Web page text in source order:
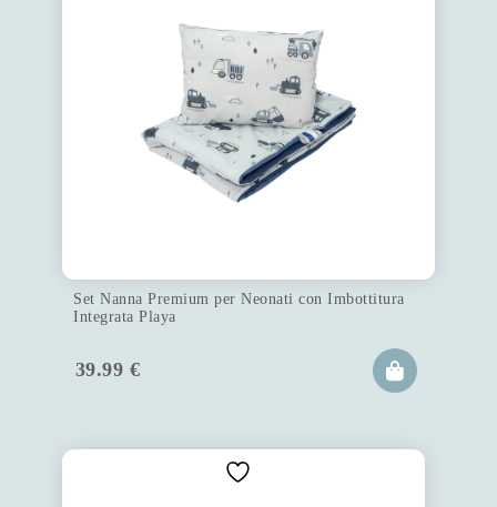
Set Nanna Premium per Neonati con Imbottitura
Integrata Playa
39.99 €